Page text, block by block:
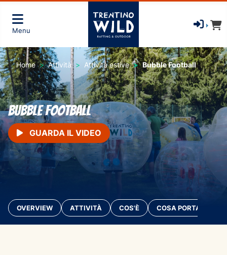
Menu
Home Attività Attività estive Bubble Football
Bubble football
GUARDA IL VIDEO
OVERVIEW ATTIVITÀ COS'È COSA PORTARE